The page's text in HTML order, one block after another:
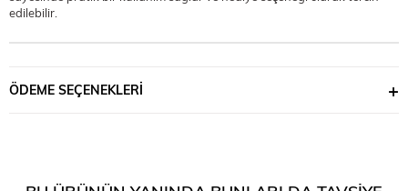
edilebilir.
ÖDEME SEÇENEKLERI